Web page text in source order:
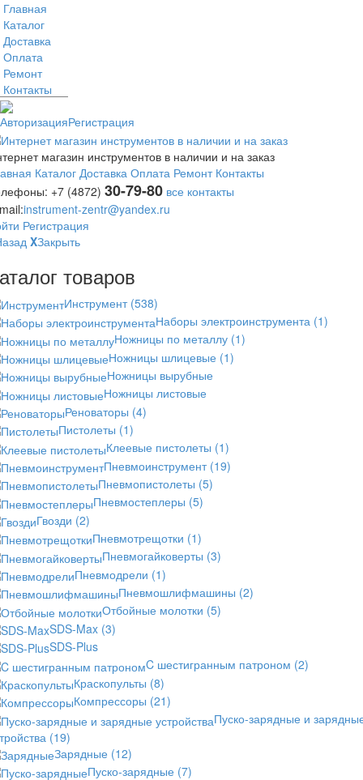
Главная
Каталог
Доставка
Оплата
Ремонт
Контакты
АвторизацияРегистрация
магазин инструментов в наличии и на заказ
Каталог Доставка Оплата Ремонт Контакты
+7 (4872) 30-79-80 все контакты
instrument-zentr@yandex.ru
Регистрация
XЗакрыть
товаров
Инструмент (538)
Наборы электроинструмента (1)
Ножницы по металлу (1)
Ножницы шлицевые (1)
Ножницы вырубные
Ножницы листовые
Реноваторы (4)
Пистолеты (1)
Клеевые пистолеты (1)
Пневмоинструмент (19)
Пневмопистолеты (5)
Пневмостеплеры (5)
Гвозди (2)
Пневмотрещотки (1)
Пневмогайковерты (3)
Пневмодрели (1)
Пневмошлифмашины (2)
Отбойные молотки (5)
SDS-Max (3)
SDS-Plus
C шестигранным патроном (2)
Краскопульты (8)
Компрессоры (21)
Пуско-зарядные и
(19)
Зарядные (12)
Пуско-зарядные (7)